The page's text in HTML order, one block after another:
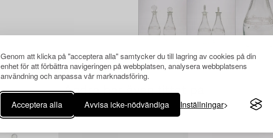
Genom att klicka på "acceptera alla" samtycker du till lagring av cookies på din
enhet för att förbättra navigeringen på webbplatsen, analysera webbplatsens
användning och anpassa vår marknadsföring.
Acceptera alla Avvisa icke-nödvändiga Inställningar
Andra har även tittat på